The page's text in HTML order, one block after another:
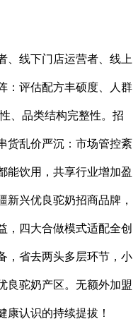
线下门店运营者、线上
：评估配方丰硕度、人群
、品类结构完整性。招
货乱价严沉：市场管控紊
能饮用，共享行业增加盈
新兴优良驼奶招商品牌，
，四大合做模式适配全创
，省去两头多层环节，小
良驼奶产区。无额外加盟
康认识的持续提拔！